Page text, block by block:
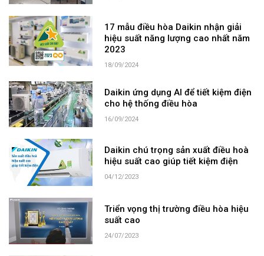
17 mẫu điều hòa Daikin nhận giải
hiệu suất năng lượng cao nhất năm
2023
18/09/2024
Daikin ứng dụng AI để tiết kiệm điện
cho hệ thống điều hòa
16/09/2024
Daikin chú trọng sản xuất điều hoà
hiệu suất cao giúp tiết kiệm điện
04/12/2023
Triển vọng thị trường điều hòa hiệu
suất cao
24/07/2023